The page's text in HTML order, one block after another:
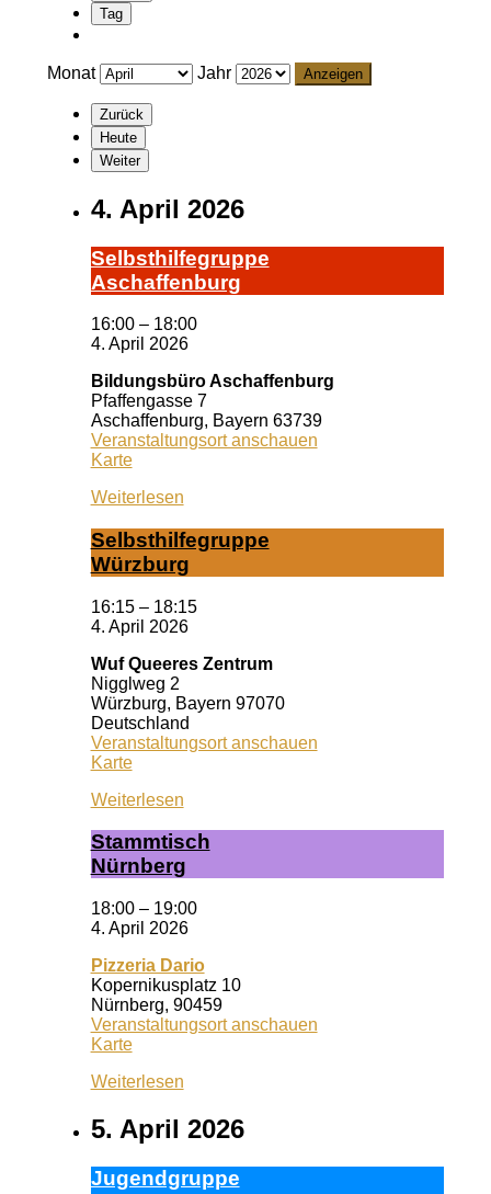
Tag
Monat Jahr
Zurück
Heute
Weiter
4. April 2026
Selbst­hil­fe­grup­pe
A­schaf­fen­burg
16:00 – 18:00
4. April 2026
Bildungsbüro Aschaffenburg
Pfaffengasse 7
Aschaffenburg, Bayern 63739
Veranstaltungsort anschauen
KarteBildungsbüro
Weiterlesen
Selbst­hil­fe­grup­pe
Würz­burg
16:15 – 18:15
4. April 2026
Wuf Queeres Zentrum
Nigglweg 2
Würzburg, Bayern 97070
Deutschland
Veranstaltungsort anschauen
KarteWuf
Zentrum
Weiterlesen
Stamm­tisch
Nürn­berg
18:00 – 19:00
4. April 2026
Pizzeria Dario
Kopernikusplatz 10
Nürnberg, 90459
Veranstaltungsort anschauen
KartePizzeria
Weiterlesen
5. April 2026
Ju­gend­grup­pe